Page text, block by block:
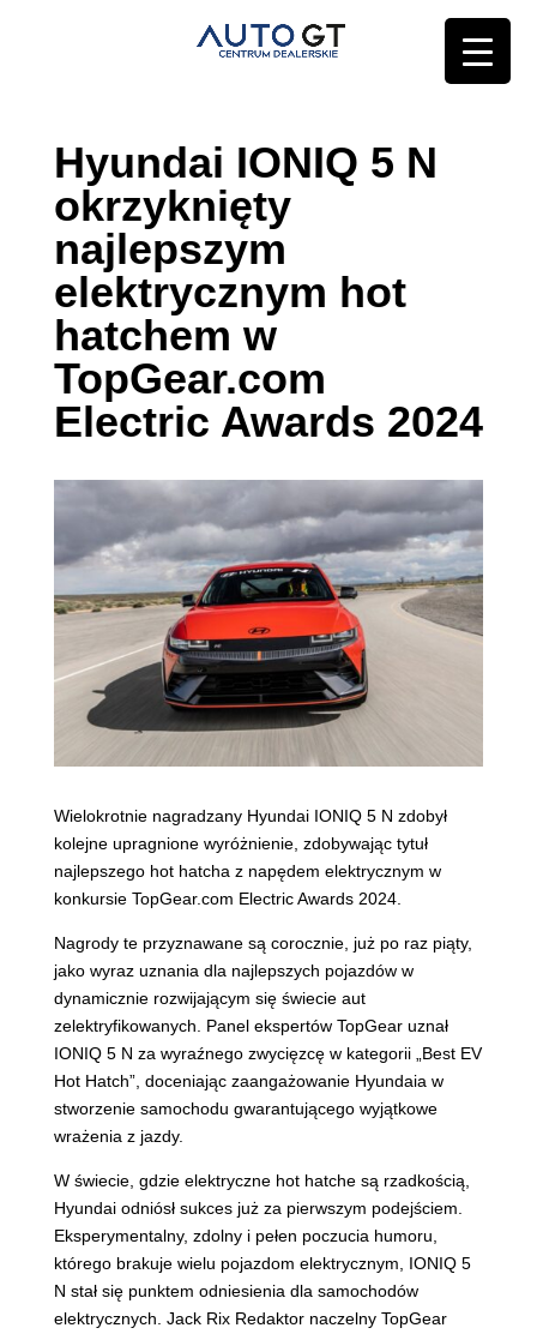
Hyundai IONIQ 5 N
okrzyknięty
najlepszym
elektrycznym hot
hatchem w
TopGear.com
Electric Awards 2024
Wielokrotnie nagradzany Hyundai IONIQ 5 N zdobył
kolejne upragnione wyróżnienie, zdobywając tytuł
najlepszego hot hatcha z napędem elektrycznym w
konkursie TopGear.com Electric Awards 2024.
Nagrody te przyznawane są corocznie, już po raz piąty,
jako wyraz uznania dla najlepszych pojazdów w
dynamicznie rozwijającym się świecie aut
zelektryfikowanych. Panel ekspertów TopGear uznał
IONIQ 5 N za wyraźnego zwycięzcę w kategorii „Best EV
Hot Hatch”, doceniając zaangażowanie Hyundaia w
stworzenie samochodu gwarantującego wyjątkowe
wrażenia z jazdy.
W świecie, gdzie elektryczne hot hatche są rzadkością,
Hyundai odniósł sukces już za pierwszym podejściem.
Eksperymentalny, zdolny i pełen poczucia humoru,
którego brakuje wielu pojazdom elektrycznym, IONIQ 5
N stał się punktem odniesienia dla samochodów
elektrycznych. Jack Rix Redaktor naczelny TopGear